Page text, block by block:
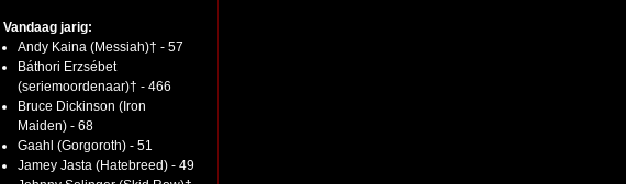
Vandaag jarig:
Andy Kaina (Messiah)† - 57
Báthori Erzsébet
(seriemoordenaar)† - 466
Bruce Dickinson (Iron
Maiden) - 68
Gaahl (Gorgoroth) - 51
Jamey Jasta (Hatebreed) - 49